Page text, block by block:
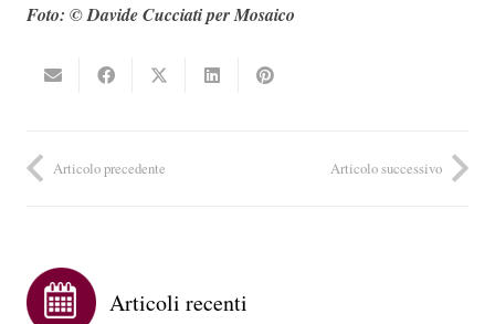
Foto: © Davide Cucciati per Mosaico
Articolo precedente Articolo successivo
Articoli recenti